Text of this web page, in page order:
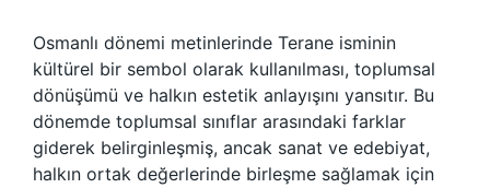
Osmanlı dönemi metinlerinde Terane isminin
kültürel bir sembol olarak kullanılması, toplumsal
dönüşümü ve halkın estetik anlayışını yansıtır. Bu
dönemde toplumsal sınıflar arasındaki farklar
giderek belirginleşmiş, ancak sanat ve edebiyat,
halkın ortak değerlerinde birleşme sağlamak için